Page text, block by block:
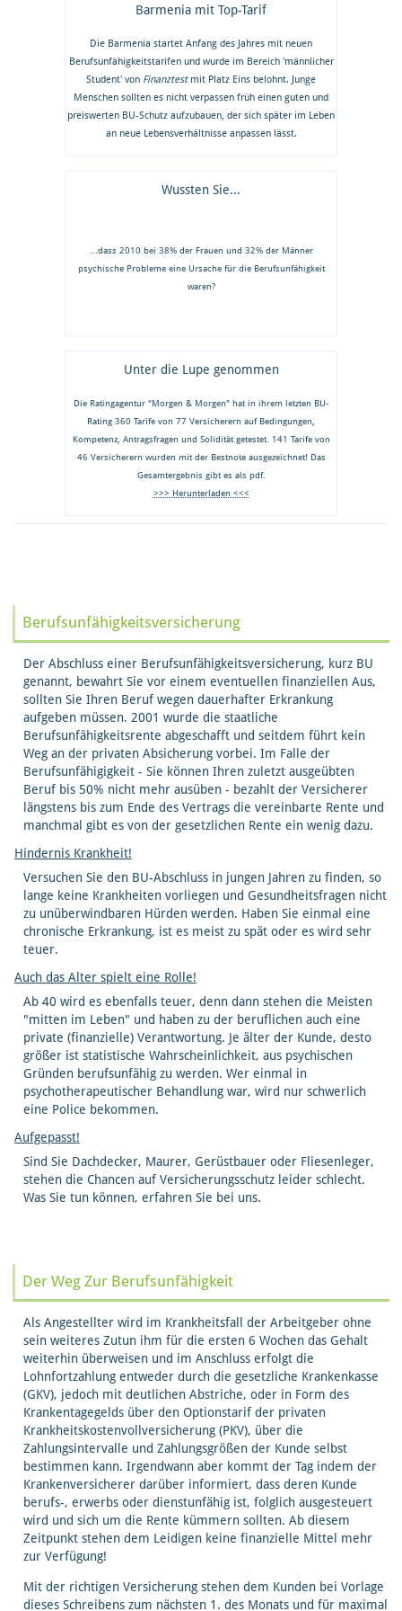
Barmenia mit Top-Tarif
Die Barmenia startet Anfang des Jahres mit neuen
Berufsunfähigkeitstarifen und wurde im Bereich 'männlicher
Student' von Finanztestmit Platz Eins belohnt. Junge
Menschen sollten es nicht verpassen früh einen guten und
preiswerten BU-Schutz aufzubauen, der sich später im Leben
an neue Lebensverhältnisse anpassen lässt.
Wussten Sie...
...dass 2010 bei 38% der Frauen und 32% der Männer
psychische Probleme eine Ursache für die Berufsunfähigkeit
waren?
Unter die Lupe genommen
Die Ratingagentur "Morgen & Morgen" hat in ihrem letzten BU-
Rating 360 Tarife von 77 Versicherern auf Bedingungen,
Kompetenz, Antragsfragen und Solidität getestet. 141 Tarife von
46 Versicherern wurden mit der Bestnote ausgezeichnet! Das
Gesamtergebnis gibt es als pdf.
>>> Herunterladen <<<
Berufsunfähigkeitsversicherung
Der Abschluss einer Berufsunfähigkeitsversicherung, kurz BU
genannt, bewahrt Sie vor einem eventuellen finanziellen Aus,
sollten Sie Ihren Beruf wegen dauerhafter Erkrankung
aufgeben müssen. 2001 wurde die staatliche
Berufsunfähigkeitsrente abgeschafft und seitdem führt kein
Weg an der privaten Absicherung vorbei. Im Falle der
Berufsunfähigigkeit - Sie können Ihren zuletzt ausgeübten
Beruf bis 50% nicht mehr ausüben - bezahlt der Versicherer
längstens bis zum Ende des Vertrags die vereinbarte Rente und
manchmal gibt es von der gesetzlichen Rente ein wenig dazu.
Hindernis Krankheit!
Versuchen Sie den BU-Abschluss in jungen Jahren zu finden, so
lange keine Krankheiten vorliegen und Gesundheitsfragen nicht
zu unüberwindbaren Hürden werden. Haben Sie einmal eine
chronische Erkrankung, ist es meist zu spät oder es wird sehr
teuer.
Auch das Alter spielt eine Rolle!
Ab 40 wird es ebenfalls teuer, denn dann stehen die Meisten
"mitten im Leben" und haben zu der beruflichen auch eine
private (finanzielle) Verantwortung. Je älter der Kunde, desto
größer ist statistische Wahrscheinlichkeit, aus psychischen
Gründen berufsunfähig zu werden. Wer einmal in
psychotherapeutischer Behandlung war, wird nur schwerlich
eine Police bekommen.
Aufgepasst!
Sind Sie Dachdecker, Maurer, Gerüstbauer oder Fliesenleger,
stehen die Chancen auf Versicherungsschutz leider schlecht.
Was Sie tun können, erfahren Sie bei uns.
Der Weg Zur Berufsunfähigkeit
Als Angestellter wird im Krankheitsfall der Arbeitgeber ohne
sein weiteres Zutun ihm für die ersten 6 Wochen das Gehalt
weiterhin überweisen und im Anschluss erfolgt die
Lohnfortzahlung entweder durch die gesetzliche Krankenkasse
(GKV), jedoch mit deutlichen Abstriche, oder in Form des
Krankentagegelds über den Optionstarif der privaten
Krankheitskostenvollversicherung (PKV), über die
Zahlungsintervalle und Zahlungsgrößen der Kunde selbst
bestimmen kann. Irgendwann aber kommt der Tag indem der
Krankenversicherer darüber informiert, dass deren Kunde
berufs-, erwerbs oder dienstunfähig ist, folglich ausgesteuert
wird und sich um die Rente kümmern sollten. Ab diesem
Zeitpunkt stehen dem Leidigen keine finanzielle Mittel mehr
zur Verfügung!
Mit der richtigen Versicherung stehen dem Kunden bei Vorlage
dieses Schreibens zum nächsten 1. des Monats und für maximal